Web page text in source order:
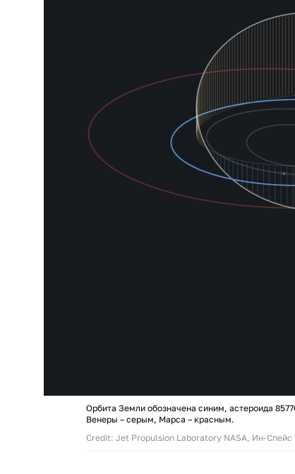
Орбита Земли обозначена синим, астероида
Венеры – серым, Марса – красным.
Credit: Jet Propulsion Laboratory NASA, Ин-Спейс